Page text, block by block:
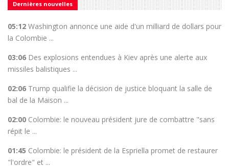
Dernières nouvelles
05:12 Washington annonce une aide d'un milliard de dollars pour
la Colombie ...
03:06 Des explosions entendues à Kiev après une alerte aux
missiles balistiques ...
02:06 Trump qualifie la décision de justice bloquant la salle de
bal de la Maison ...
02:00 Colombie: le nouveau président jure de combattre "sans
répit le ...
01:45 Colombie: le président de la Espriella promet de restaurer
"l'ordre" et ...